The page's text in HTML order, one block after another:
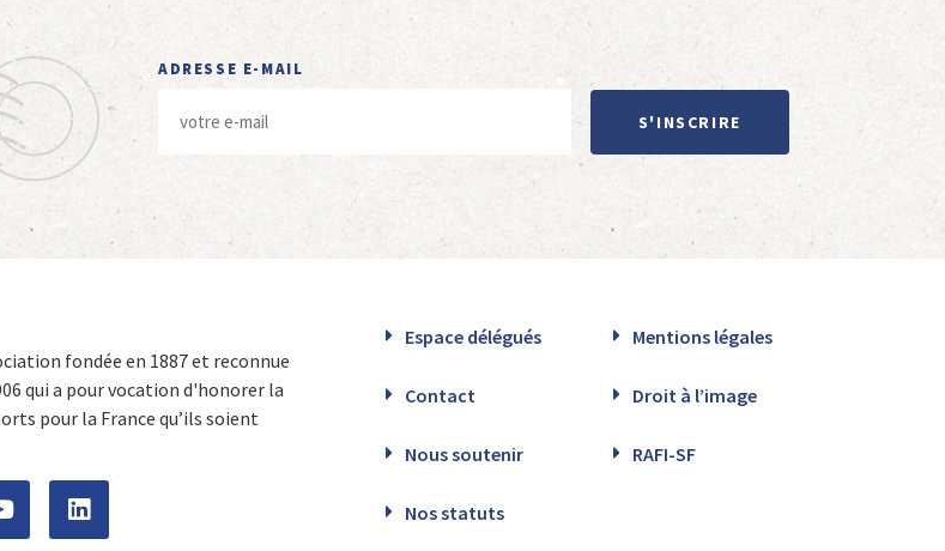
ADRESSE E-MAIL
S'INSCRIRE
fondée en 1887 et reconnue
qui a pour vocation d'honorer la
pour la France qu’ils soient
Espace délégués Mentions légales
Contact Droit à l’image
Nous soutenir RAFI-SF
Nos statuts